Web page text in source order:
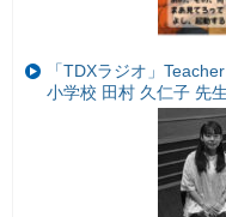
「TDXラジオ」
小学校 田村 久仁子 先